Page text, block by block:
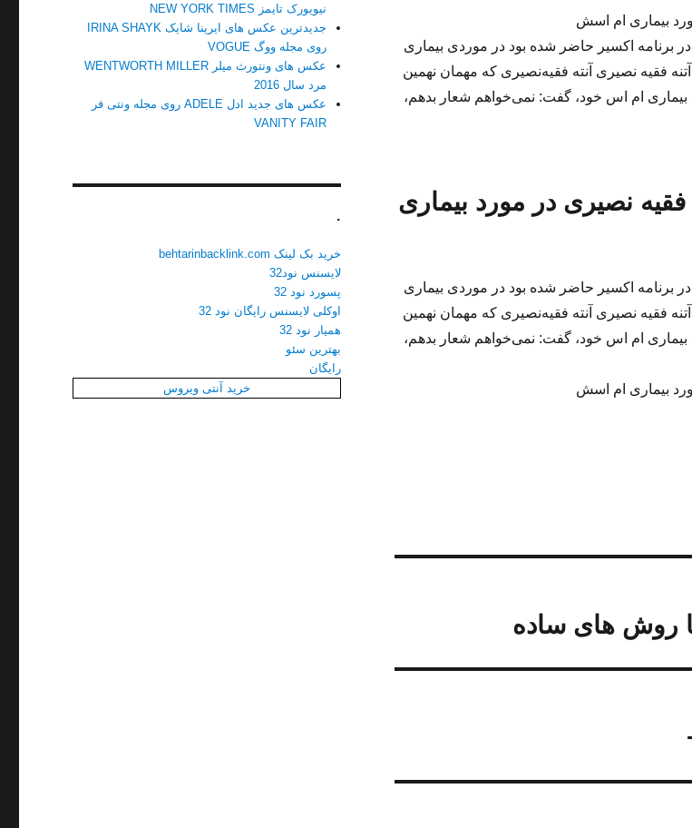
بیماری ام اسش
برنامه اکسیر حاضر شده بود در موردی بیماری
فقیه نصیری آنته فقیه‌نصیری که مهمان نهمین
بیماری ام اس خود، گفت: نمی‌خواهم شعار بدهم،
نصیری در مورد بیماری
برنامه اکسیر حاضر شده بود در موردی بیماری
فقیه نصیری آنته فقیه‌نصیری که مهمان نهمین
بیماری ام اس خود، گفت: نمی‌خواهم شعار بدهم،
بیماری ام اسش
نیویورک تایمز NEW YORK TIMES
جدیدترین عکس های ایرینا شایک IRINA SHAYK
روی مجله ووگ VOGUE
عکس های ونتورث میلر WENTWORTH MILLER
مرد سال 2016
عکس های جدید ادل ADELE روی مجله ونتی فر
VANITY FAIR
.
خرید بک لینک behtarinbacklink.com
لایسنس نود32
پسورد نود 32
اوکلی لایسنس رایگان نود 32
همیار نود 32
بهترین سئو
رایگان
خرید آنتی ویروس